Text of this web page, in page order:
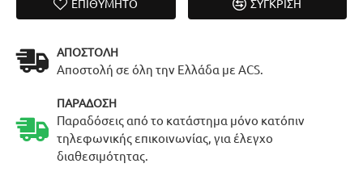
ΕΠΙΘΥΜΗΤΌ ΣΎΓΚΡΙΣΗ
ΑΠΟΣΤΟΛΉ
Αποστολή σε όλη την Ελλάδα με ACS.
ΠΑΡΆΔΟΣΗ
Παραδόσεις από το κατάστημα μόνο κατόπιν
τηλεφωνικής επικοινωνίας, για έλεγχο
διαθεσιμότητας.